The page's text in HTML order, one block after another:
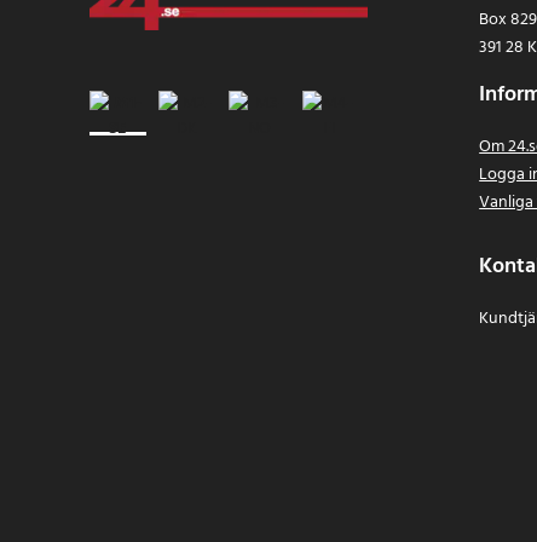
- Ljudcodecs: AAC
- Uteffekt: 60 W
- Frekvensrespons:
- Max ljudnivå: 92
- Batteritid: Upp till
- Laddningstid:
- Batterikapacitet:
- Skyddsklass: IP67
Wireless Stereo
- Mått: 13,3 × 13,3 ×
Box 829
391 28
Om
Logga